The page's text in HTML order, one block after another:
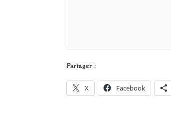
Partager :
X Facebook